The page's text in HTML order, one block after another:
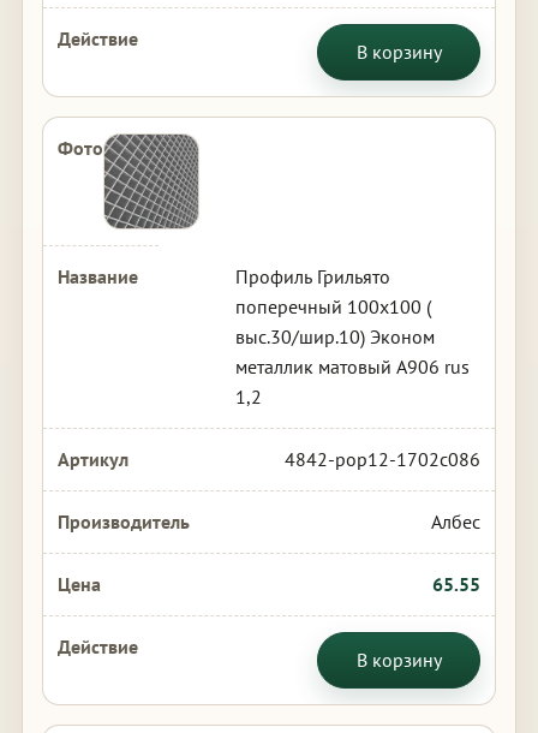
В корзину
Профиль Грильято
поперечный 100х100 (
выс.30/шир.10) Эконом
металлик матовый А906 rus
1,2
4842-pop12-1702c086
Албес
65.55
В корзину